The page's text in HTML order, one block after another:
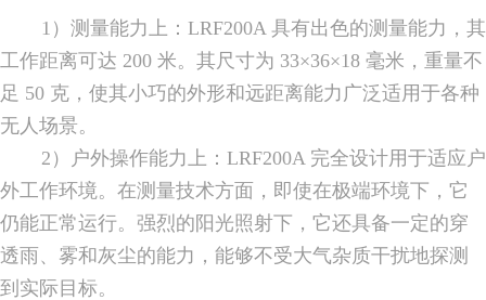
1）测量能力上：LRF200A 具有出色的测量能力，其
工作距离可达 200 米。其尺寸为 33×36×18 毫米，重量不
足 50 克，使其小巧的外形和远距离能力广泛适用于各种
无人场景。
2）户外操作能力上：LRF200A 完全设计用于适应户
外工作环境。在测量技术方面，即使在极端环境下，它
仍能正常运行。强烈的阳光照射下，它还具备一定的穿
透雨、雾和灰尘的能力，能够不受大气杂质干扰地探测
到实际目标。